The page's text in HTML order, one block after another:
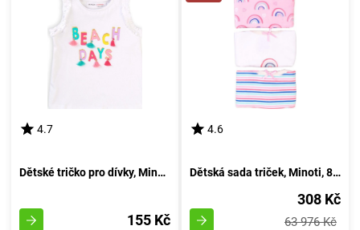
4.7
Dětské tričko pro dívky, Minoti, Paradise 5, bílé - velikost 86/92 | 18-24 měsíců
155 Kč
4.6
Dětská sada triček, Minoti, 8G NICKS 21, pro holčičku - velikost 92/98 | vhodné pro věk 2-3 let
308 Kč
63 976 Kč